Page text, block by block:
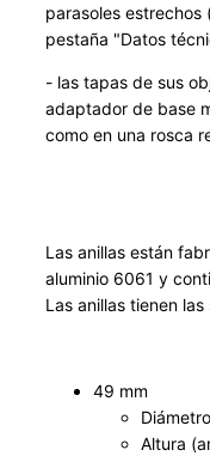
parasoles estrechos
pestaña "Datos
- las tapas de sus
adaptador de base
como en una rosca
Las anillas están
aluminio 6061 y
Las anillas tienen
49 mm
Altura